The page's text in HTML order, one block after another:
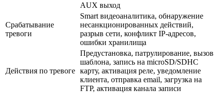
AUX выход
Срабатывание
тревоги
Smart видеоаналитика, обнаружение
несанкционированных действий,
разрыв сети, конфликт IP-адресов,
ошибки хранилища
Действия по тревоге
Предустановка, патрулирование, вызов
шаблона, запись на microSD/SDHC
карту, активация реле, уведомление
клиента, отправка email, загрузка на
FTP, активация канала записи